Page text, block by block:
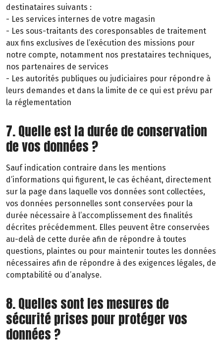
destinataires suivants :
- Les services internes de votre magasin
- Les sous-traitants des coresponsables de traitement
aux fins exclusives de l’exécution des missions pour
notre compte, notamment nos prestataires techniques,
nos partenaires de services
- Les autorités publiques ou judiciaires pour répondre à
leurs demandes et dans la limite de ce qui est prévu par
la réglementation
7. Quelle est la durée de conservation
de vos données ?
Sauf indication contraire dans les mentions
d’informations qui figurent, le cas échéant, directement
sur la page dans laquelle vos données sont collectées,
vos données personnelles sont conservées pour la
durée nécessaire à l’accomplissement des finalités
décrites précédemment. Elles peuvent être conservées
au-delà de cette durée afin de répondre à toutes
questions, plaintes ou pour maintenir toutes les données
nécessaires afin de répondre à des exigences légales, de
comptabilité ou d’analyse.
8. Quelles sont les mesures de
sécurité prises pour protéger vos
données ?